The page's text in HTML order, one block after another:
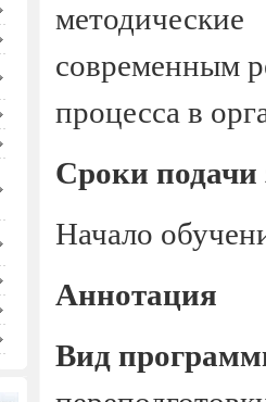
современным
процесса в
Сроки подачи
Начало
Аннотация
Вид